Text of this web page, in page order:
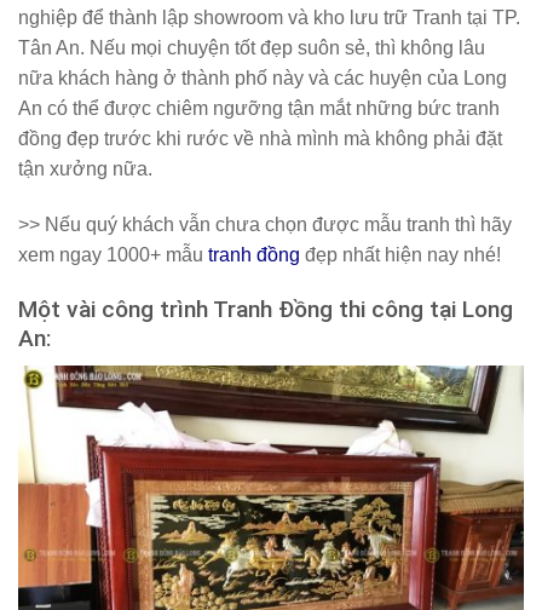
nghiệp để thành lập showroom và kho lưu trữ Tranh tại TP.
Tân An. Nếu mọi chuyện tốt đẹp suôn sẻ, thì không lâu
nữa khách hàng ở thành phố này và các huyện của Long
An có thể được chiêm ngưỡng tận mắt những bức tranh
đồng đẹp trước khi rước về nhà mình mà không phải đặt
tận xưởng nữa.
>> Nếu quý khách vẫn chưa chọn được mẫu tranh thì hãy
xem ngay 1000+ mẫu tranh đồng đẹp nhất hiện nay nhé!
Một vài công trình Tranh Đồng thi công tại Long
An: